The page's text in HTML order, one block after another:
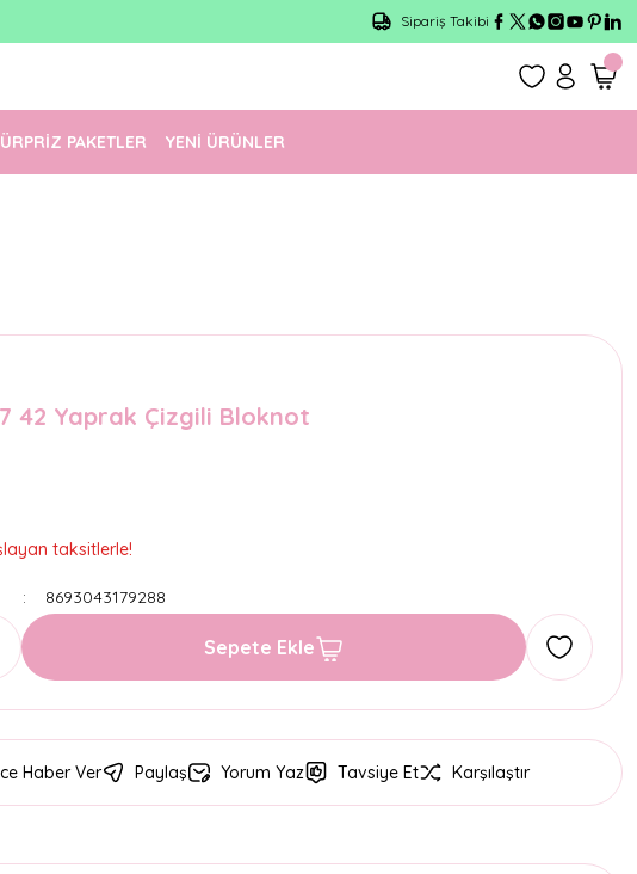
Sipariş Takibi
PAKETLER YENİ ÜRÜNLER
42 Yaprak Çizgili Bloknot
taksitlerle!
8693043179288
Sepete Ekle
Haber Ver Paylaş Yorum Yaz Tavsiye Et Karşılaştır